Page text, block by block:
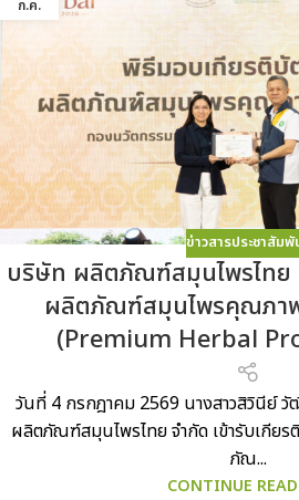
ก.ค.
ข่าวสารประชาสัมพั
บริษัท ผลิตภัณฑ์สมุนไพรไทย
ผลิตภัณฑ์สมุนไพรคุณภา
(Premium Herbal
วันที่ 4 กรกฎาคม 2569 นางสาวสิวินีย์
ผลิตภัณฑ์สมุนไพรไทย จำกัด เข้ารับเกียร
ภัณ...
CONTINUE